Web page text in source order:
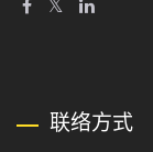
联络方式